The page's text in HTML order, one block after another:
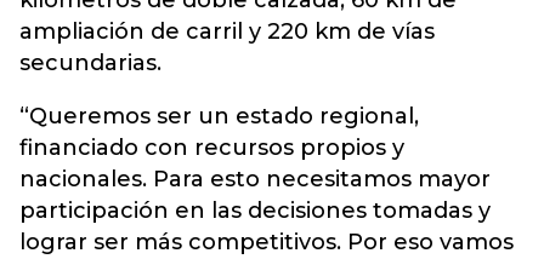
ampliación de carril y 220 km de vías
secundarias.
“Queremos ser un estado regional,
financiado con recursos propios y
nacionales. Para esto necesitamos mayor
participación en las decisiones tomadas y
lograr ser más competitivos. Por eso vamos